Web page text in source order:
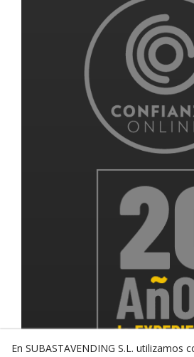
En SUBASTAVENDING S.L. utilizamos